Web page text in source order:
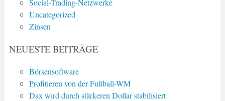
Social-Trading-Netzwerke
Uncategorized
Zinsen
NEUESTE BEITRÄGE
Börsensoftware
Profitieren von der Fußball-WM
Dax wird durch stärkeren Dollar stabilisiert